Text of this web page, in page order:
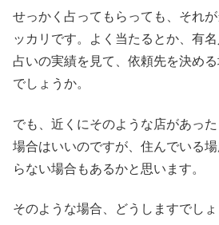
せっかく占ってもらっても、それ
ッカリです。よく当たるとか、有名
占いの実績を見て、依頼先を決め
でしょうか。
でも、近くにそのような店があっ
場合はいいのですが、住んでいる
らない場合もあるかと思います。
そのような場合、どうしますでしょ